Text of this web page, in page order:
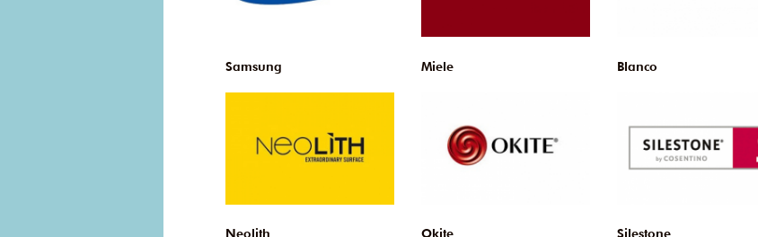
Samsung Miele Blanco
Neolith Okite Silestone